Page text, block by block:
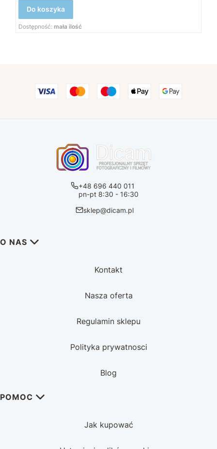
Do koszyka
Dostępność: mała ilość
+48 696 440 011
pn-pt 8:30 - 16:30
sklep@dicam.pl
Linki w stopce
O NAS
Kontakt
Nasza oferta
Regulamin sklepu
Polityka prywatnosci
Blog
POMOC
Jak kupować